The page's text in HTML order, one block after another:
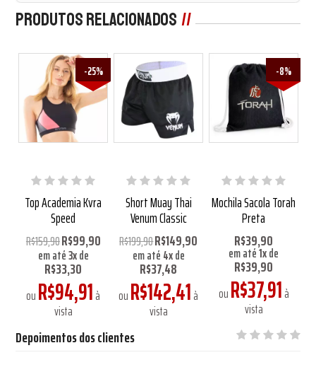
Produtos Relacionados
Top Academia Kvra
Speed
R$159,90R$99,90
em até3xde
R$33,30
ouR$94,91à
vista
-25%
Short Muay Thai
Venum Classic
R$199,90R$149,90
em até4xde
R$37,48
ouR$142,41à
vista
Mochila Sacola Torah
Preta
R$39,90
em até1xde
R$39,90
ouR$37,91à
vista
-8%
Depoimentos dos clientes